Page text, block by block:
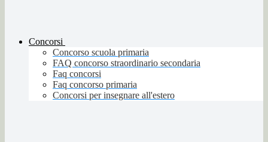
Concorsi
Concorso scuola primaria
FAQ concorso straordinario secondaria
Faq concorsi
Faq concorso primaria
Concorsi per insegnare all'estero